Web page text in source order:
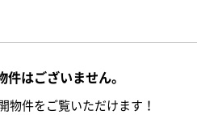
件はございません。
物件をご覧いただけます！